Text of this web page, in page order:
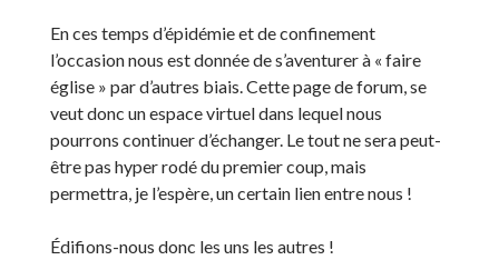
En ces temps d’épidémie et de confinement
l’occasion nous est donnée de s’aventurer à « faire
église » par d’autres biais. Cette page de forum, se
veut donc un espace virtuel dans lequel nous
pourrons continuer d’échanger. Le tout ne sera peut-
être pas hyper rodé du premier coup, mais
permettra, je l’espère, un certain lien entre nous !
Édifions-nous donc les uns les autres !